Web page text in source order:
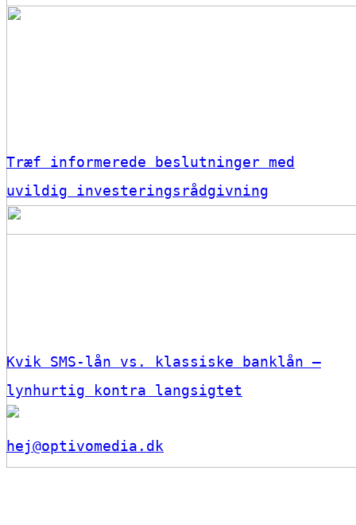
Træf informerede beslutninger med
uvildig investeringsrådgivning
Kvik SMS-lån vs. klassiske banklån –
lynhurtig kontra langsigtet
hej@optivomedia.dk